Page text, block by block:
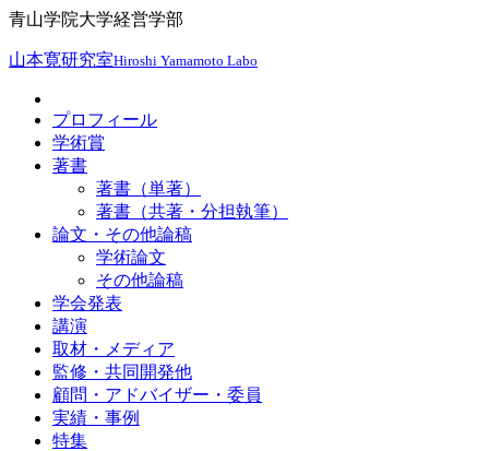
青山学院大学経営学部
山本寛研究室Hiroshi Yamamoto Labo
プロフィール
学術賞
著書
著書（単著）
著書（共著・分担執筆）
論文・その他論稿
学術論文
その他論稿
学会発表
講演
取材・メディア
監修・共同開発他
顧問・アドバイザー・委員
実績・事例
特集